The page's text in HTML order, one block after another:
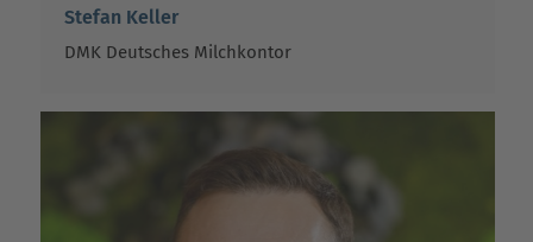
Stefan Keller
DMK Deutsches Milchkontor